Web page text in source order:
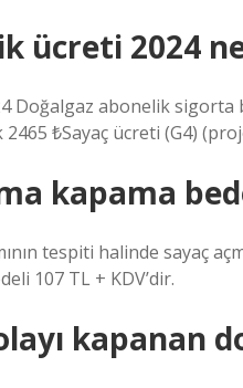
ücreti 2024
Doğalgaz abonelik sigorta
₺ Sayaç ücreti (G4)
kapama
tespiti halinde sayaç
107 TL + KDV’dir.
kapanan